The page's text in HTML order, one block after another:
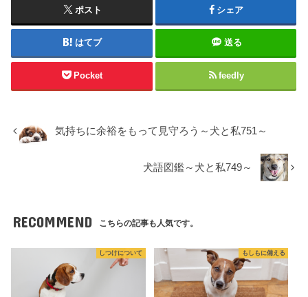
ポスト シェア
はてブ 送る
Pocket feedly
気持ちに余裕をもって見守ろう～犬と私751～
犬語図鑑～犬と私749～
RECOMMEND こちらの記事も人気です。
しつけについて もしもに備える